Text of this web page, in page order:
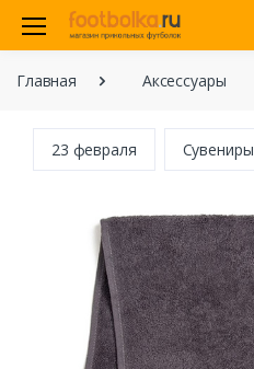
Главная Аксессуары
23 февраля Сувениры